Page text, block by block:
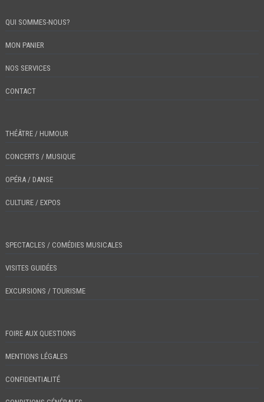
QUI SOMMES-NOUS?
MON PANIER
NOS SERVICES
CONTACT
THÉÂTRE / HUMOUR
CONCERTS / MUSIQUE
OPÉRA / DANSE
CULTURE / EXPOS
SPECTACLES / COMÉDIES MUSICALES
VISITES GUIDÉES
EXCURSIONS / TOURISME
FOIRE AUX QUESTIONS
MENTIONS LÉGALES
CONFIDENTIALITÉ